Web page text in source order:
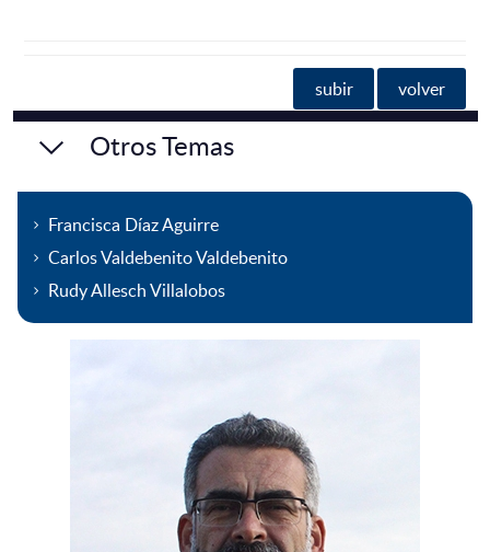
subir volver
Otros Temas
Francisca Díaz Aguirre
Carlos Valdebenito Valdebenito
Rudy Allesch Villalobos